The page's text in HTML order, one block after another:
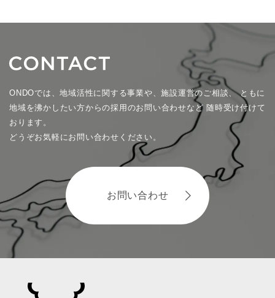
ONDOでは、地域活性に関する事業や、施設運営のご相談、ともに
地域を沸かしたい方からの採用のお問い合わせなど 随時受け付けて
おります。
どうぞお気軽にお問い合わせください。
お問い合わせ